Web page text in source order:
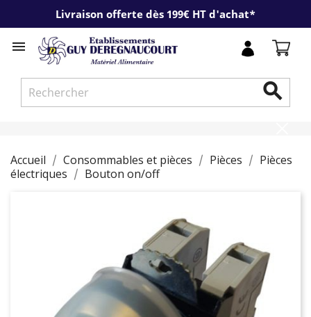
Livraison offerte dès 199€ HT d'achat*


Accueil Consommables et pièces Pièces
Pièces
électriques
Bouton on/off